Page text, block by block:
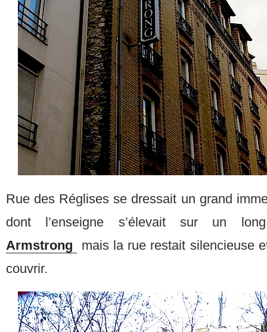
Rue des Réglises se dressait un grand
dont l’enseigne s’élevait sur un
Armstrong
mais la rue restait silencieuse
couvrir.